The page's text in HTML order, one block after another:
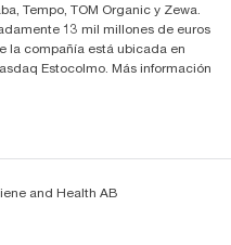
Tempo, TOM Organic y Zewa.
13 mil millones de euros
la compañía está ubicada en
Estocolmo. Más información
and Health AB